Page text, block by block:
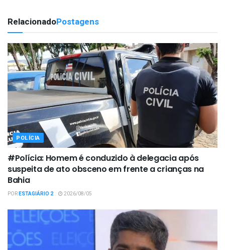
RelacionadoPostagens
POLÍCIA
#Polícia: Homem é conduzido à delegacia após
suspeita de ato obsceno em frente a crianças na
Bahia
PORESTAGIÁRIO 2 2026/08/05